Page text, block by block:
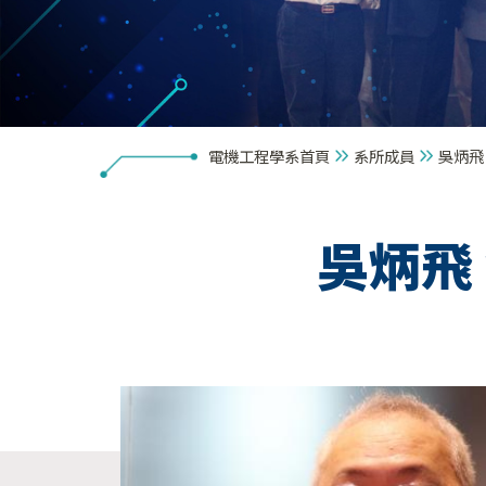
電機工程學系首頁 系所成員 吳炳
吳炳